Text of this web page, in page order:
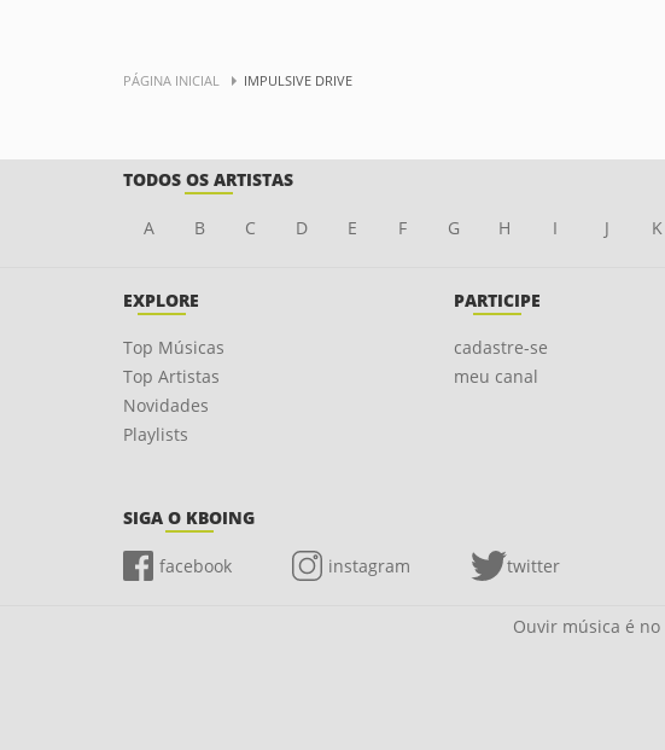
PÁGINA INICIAL IMPULSIVE DRIVE
TODOS OS ARTISTAS
A B C D E F G H I J K
EXPLORE
Top Músicas
Top Artistas
Novidades
Playlists
PARTICIPE
cadastre-se
meu canal
SIGA O KBOING
facebook instagram twitter
Ouvir música é no